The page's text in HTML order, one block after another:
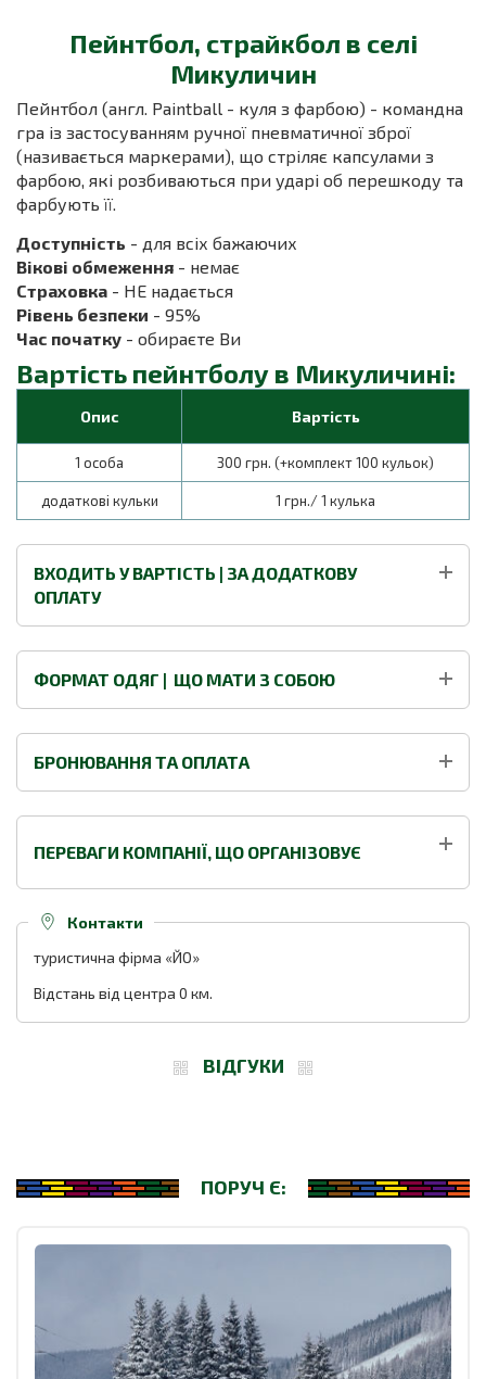
Пейнтбол, страйкбол в селі
Микуличин
Пейнтбол (англ. Paintball - куля з фарбою) - командна
гра із застосуванням ручної пневматичної зброї
(називається маркерами), що стріляє капсулами з
фарбою, які розбиваються при ударі об перешкоду та
фарбують її.
Доступність - для всіх бажаючих
Вікові обмеження - немає
Страховка - НЕ надається
Рівень безпеки - 95%
Час початку - обираєте Ви
Вартість пейнтболу в Микуличині:
Опис Вартість
1 особа 300 грн. (+комплект 100 кульок)
додаткові кульки 1 грн./ 1 кулька
ВХОДИТЬ У ВАРТІСТЬ | ЗА ДОДАТКОВУ
ОПЛАТУ
ФОРМАТ ОДЯГ | ЩО МАТИ З СОБОЮ
БРОНЮВАННЯ ТА ОПЛАТА
ПЕРЕВАГИ КОМПАНІЇ, ЩО ОРГАНІЗОВУЄ
Контакти
туристична фірма «ЙО»
Відстань від центра 0 км.
ВІДГУКИ
ПОРУЧ Є: